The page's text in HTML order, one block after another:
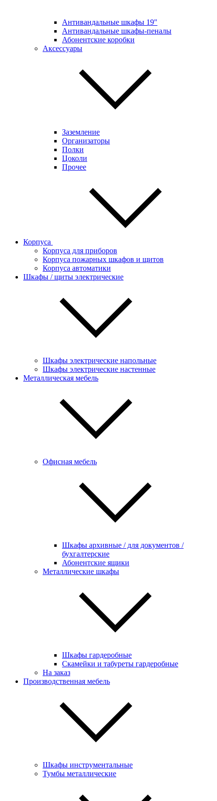
Антивандальные шкафы 19"
Антивандальные шкафы-пеналы
Абонентские коробки
Аксессуары
Заземление
Организаторы
Полки
Цоколи
Прочее
Корпуса
Корпуса для приборов
Корпуса пожарных шкафов и щитов
Корпуса автоматики
Шкафы / щиты электрические
Шкафы электрические напольные
Шкафы электрические настенные
Металлическая мебель
Офисная мебель
Шкафы архивные / для документов /
бухгалтерские
Абонентские ящики
Металлические шкафы
Шкафы гардеробные
Скамейки и табуреты гардеробные
На заказ
Производственная мебель
Шкафы инструментальные
Тумбы металлические